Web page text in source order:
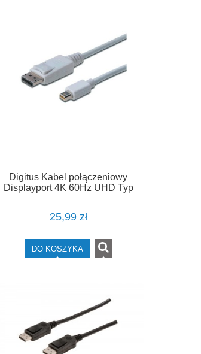
Digitus Kabel połączeniowy
Displayport 4K 60Hz UHD Typ
25,99 zł
DO KOSZYKA